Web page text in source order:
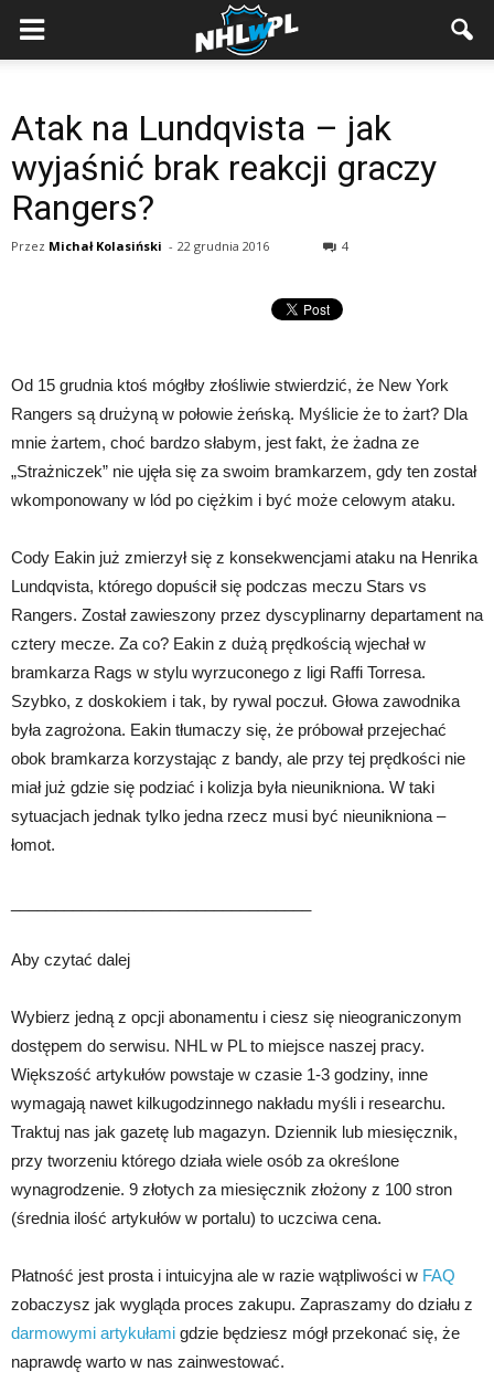
Atak na Lundqvista – jak
wyjaśnić brak reakcji graczy
Rangers?
Przez Michał Kolasiński - 22 grudnia 2016 4
Od 15 grudnia ktoś mógłby złośliwie stwierdzić, że New York
Rangers są drużyną w połowie żeńską. Myślicie że to żart? Dla
mnie żartem, choć bardzo słabym, jest fakt, że żadna ze
„Strażniczek” nie ujęła się za swoim bramkarzem, gdy ten został
wkomponowany w lód po ciężkim i być może celowym ataku.
Cody Eakin już zmierzył się z konsekwencjami ataku na Henrika
Lundqvista, którego dopuścił się podczas meczu Stars vs
Rangers. Został zawieszony przez dyscyplinarny departament na
cztery mecze. Za co? Eakin z dużą prędkością wjechał w
bramkarza Rags w stylu wyrzuconego z ligi Raffi Torresa.
Szybko, z doskokiem i tak, by rywal poczuł. Głowa zawodnika
była zagrożona. Eakin tłumaczy się, że próbował przejechać
obok bramkarza korzystając z bandy, ale przy tej prędkości nie
miał już gdzie się podziać i kolizja była nieunikniona. W taki
sytuacjach jednak tylko jedna rzecz musi być nieunikniona –
łomot.
Aby czytać dalej
Wybierz jedną z opcji abonamentu i ciesz się nieograniczonym
dostępem do serwisu. NHL w PL to miejsce naszej pracy.
Większość artykułów powstaje w czasie 1-3 godziny, inne
wymagają nawet kilkugodzinnego nakładu myśli i researchu.
Traktuj nas jak gazetę lub magazyn. Dziennik lub miesięcznik,
przy tworzeniu którego działa wiele osób za określone
wynagrodzenie. 9 złotych za miesięcznik złożony z 100 stron
(średnia ilość artykułów w portalu) to uczciwa cena.
Płatność jest prosta i intuicyjna ale w razie wątpliwości w FAQ
zobaczysz jak wygląda proces zakupu. Zapraszamy do działu z
darmowymi artykułami gdzie będziesz mógł przekonać się, że
naprawdę warto w nas zainwestować.